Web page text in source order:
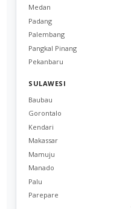
Medan
Padang
Palembang
Pangkal Pinang
Pekanbaru
SULAWESI
Baubau
Gorontalo
Kendari
Makassar
Mamuju
Manado
Palu
Parepare